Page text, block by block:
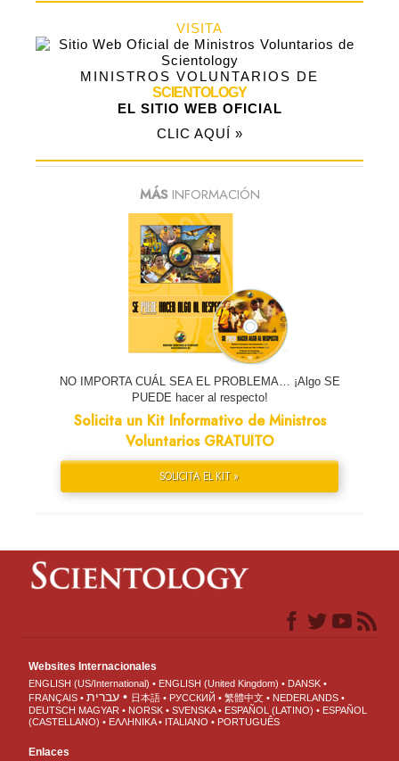
VISITA
MINISTROS VOLUNTARIOS DE
SCIENTOLOGY
EL SITIO WEB OFICIAL
CLIC AQUÍ »
MÁSINFORMACIÓN
NO IMPORTA CUÁL SEA EL PROBLEMA… ¡Algo SE
PUEDE hacer al respecto!
Solicita un Kit Informativo de Ministros
Voluntarios GRATUITO
SOLICITA EL KIT »
Websites Internacionales
ENGLISH (US/International) ENGLISH (United Kingdom)
DANSK
FRANÇAIS
עברית 日本語 РУССКИЙ 繁體中文
NEDERLANDS
DEUTSCH MAGYAR NORSK SVENSKA ESPAÑOL (LATINO)
ESPAÑOL
(CASTELLANO)
ΕΛΛΗΝΙΚA ITALIANO PORTUGUÊS
Enlaces